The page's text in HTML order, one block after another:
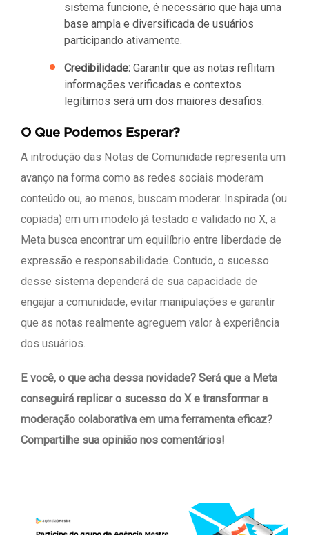
sistema funcione, é necessário que haja uma
base ampla e diversificada de usuários
participando ativamente.
Credibilidade: Garantir que as notas reflitam
informações verificadas e contextos
legítimos será um dos maiores desafios.
O Que Podemos Esperar?
A introdução das Notas de Comunidade representa um
avanço na forma como as redes sociais moderam
conteúdo ou, ao menos, buscam moderar. Inspirada (ou
copiada) em um modelo já testado e validado no X, a
Meta busca encontrar um equilíbrio entre liberdade de
expressão e responsabilidade. Contudo, o sucesso
desse sistema dependerá de sua capacidade de
engajar a comunidade, evitar manipulações e garantir
que as notas realmente agreguem valor à experiência
dos usuários.
E você, o que acha dessa novidade? Será que a Meta
conseguirá replicar o sucesso do X e transformar a
moderação colaborativa em uma ferramenta eficaz?
Compartilhe sua opinião nos comentários!